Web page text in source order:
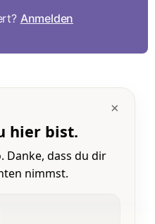
Anmelden
×
hier bist.
Danke, dass du dir
nimmst.